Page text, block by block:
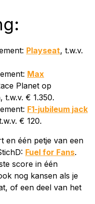
Playseat, t.w.v.
Max
Planet op
€ 1.350.
F1-jubileum jack
€ 120.
en één petje van een
Fuel for Fans.
score in één
nog kansen als je
of een deel van het